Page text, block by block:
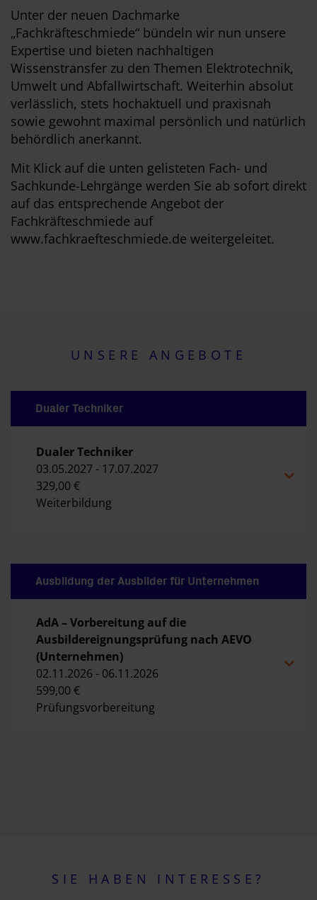
Unter der neuen Dachmarke
„Fachkräfteschmiede“ bündeln wir nun unsere
Expertise und bieten nachhaltigen
Wissenstransfer zu den Themen Elektrotechnik,
Umwelt und Abfallwirtschaft. Weiterhin absolut
verlässlich, stets hochaktuell und praxisnah
sowie gewohnt maximal persönlich und natürlich
behördlich anerkannt.
Mit Klick auf die unten gelisteten Fach- und
Sachkunde-Lehrgänge werden Sie ab sofort direkt
auf das entsprechende Angebot der
Fachkräfteschmiede auf
www.fachkraefteschmiede.de weitergeleitet.
UNSERE ANGEBOTE
Dualer Techniker
Dualer Techniker
03.05.2027 - 17.07.2027
329,00 €
Weiterbildung
Ausbildung der Ausbilder für Unternehmen
AdA – Vorbereitung auf die
Ausbildereignungsprüfung nach AEVO
(Unternehmen)
02.11.2026 - 06.11.2026
599,00 €
Prüfungsvorbereitung
SIE HABEN INTERESSE?